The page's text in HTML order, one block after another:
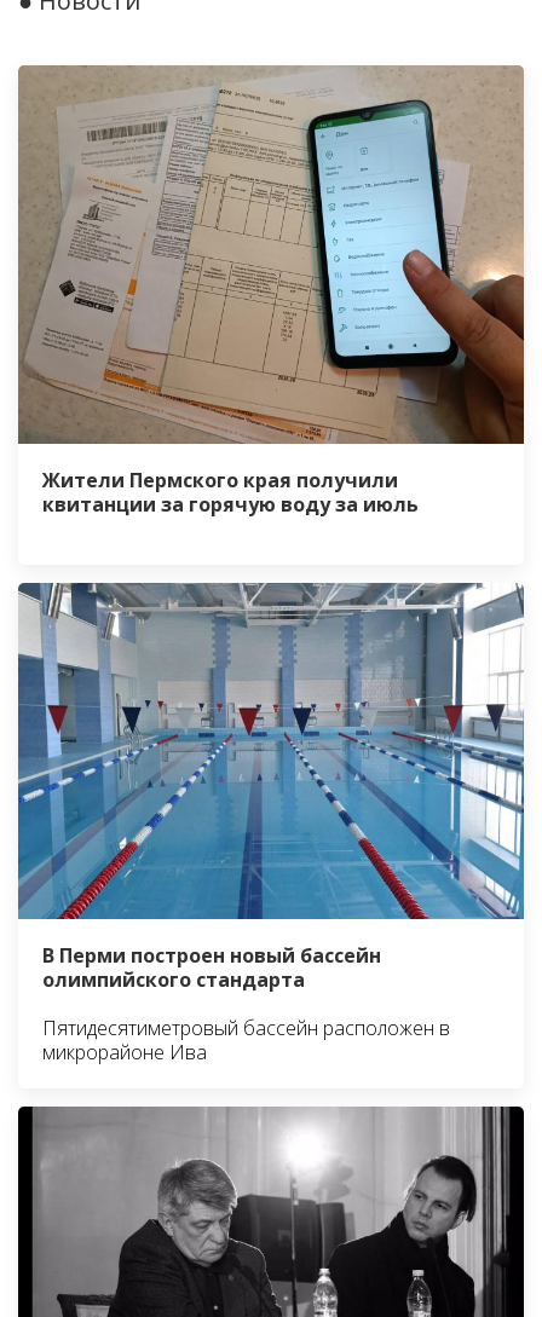
Жители Пермского края получили
квитанции за горячую воду за июль
В Перми построен новый бассейн
олимпийского стандарта
Пятидесятиметровый бассейн расположен в
микрорайоне Ива